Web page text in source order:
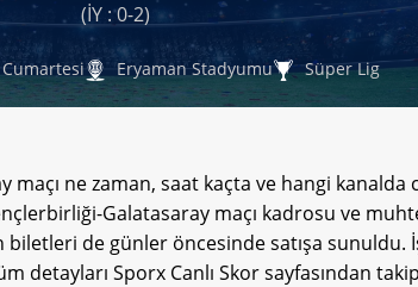
(İY : 0-2)
Eryaman Stadyumu Süper Lig
ne zaman, saat kaçta ve hangi kanalda
Galatasaray maçı kadrosu ve
biletleri de günler öncesinde satışa sunuldu.
detayları Sporx Canlı Skor sayfasından